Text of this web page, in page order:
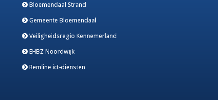
Bloemendaal Strand
Gemeente Bloemendaal
Veiligheidsregio Kennemerland
EHBZ Noordwijk
Remline ict-diensten